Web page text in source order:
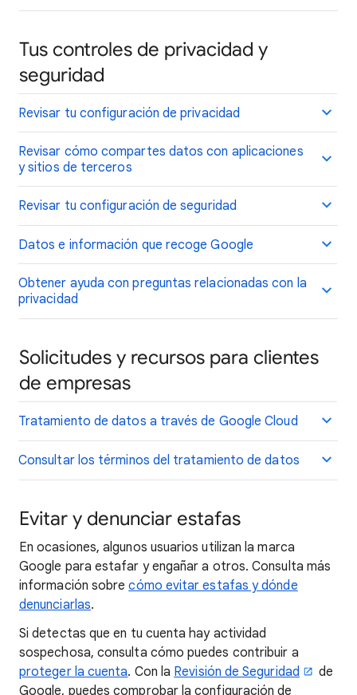
Tus controles de privacidad y
seguridad
Revisar tu configuración de privacidad
Revisar cómo compartes datos con aplicaciones
y sitios de terceros
Revisar tu configuración de seguridad
Datos e información que recoge Google
Obtener ayuda con preguntas relacionadas con la
privacidad
Solicitudes y recursos para clientes
de empresas
Tratamiento de datos a través de Google Cloud
Consultar los términos del tratamiento de datos
Evitar y denunciar estafas
En ocasiones, algunos usuarios utilizan la marca
Google para estafar y engañar a otros. Consulta más
información sobrecómo evitar estafas y dónde
denunciarlas.
Si detectas que en tu cuenta hay actividad
sospechosa, consulta cómo puedes contribuir a
proteger la cuenta. Con la Revisión de Seguridad
de
Google, puedes comprobar la configuración de